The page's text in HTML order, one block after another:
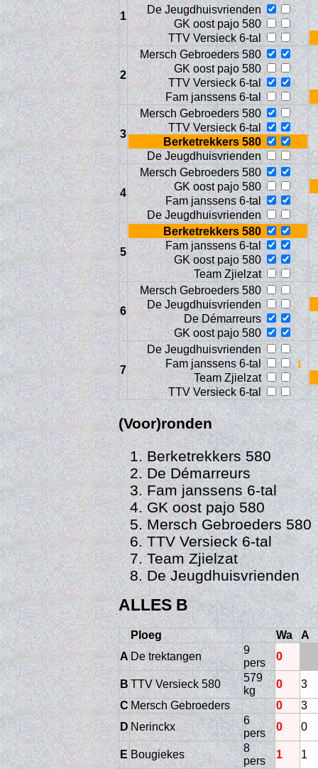
1
De Jeugdhuisvrienden
GK oost pajo 580
TTV Versieck 6-tal
2
Mersch Gebroeders 580
GK oost pajo 580
TTV Versieck 6-tal
Fam janssens 6-tal
3
Mersch Gebroeders 580
TTV Versieck 6-tal
Berketrekkers 580
De Jeugdhuisvrienden
4
Mersch Gebroeders 580
GK oost pajo 580
Fam janssens 6-tal
De Jeugdhuisvrienden
5
Berketrekkers 580
Fam janssens 6-tal
GK oost pajo 580
Team Zjielzat
6
Mersch Gebroeders 580
De Jeugdhuisvrienden
De Démarreurs
GK oost pajo 580
7
De Jeugdhuisvrienden
Fam janssens 6-tal
Team Zjielzat
TTV Versieck 6-tal
(Voor)ronden
Berketrekkers 580
De Démarreurs
Fam janssens 6-tal
GK oost pajo 580
Mersch Gebroeders 580
TTV Versieck 6-tal
Team Zjielzat
De Jeugdhuisvrienden
ALLES B
Ploeg Wa
A
A De trektangen
9
pers
0
B TTV Versieck 580
579
kg
0
3
C Mersch Gebroeders 0
3
D Nerinckx
6
pers
0 0
E Bougiekes
8
pers
1 1